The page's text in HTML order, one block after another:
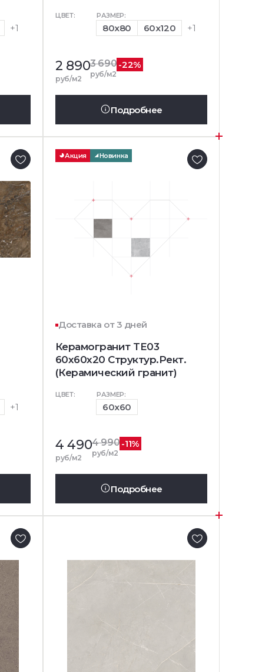
+1
ЦВЕТ: РАЗМЕР:
80x80 60x120 +1
2 890
руб/м2
3 690
руб/м2
-22%
Подробнее
+1
Акция Новинка
Доставка от 3 дней
Керамогранит TE03
60x60x20 Структур.Рект.
(Керамический гранит)
ЦВЕТ: РАЗМЕР:
60x60
4 490
руб/м2
4 990
руб/м2
-11%
Подробнее